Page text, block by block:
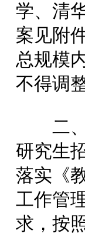
学、清
案见附
总规模
不得调
二、“
研究生
落实《
工作管
求，按